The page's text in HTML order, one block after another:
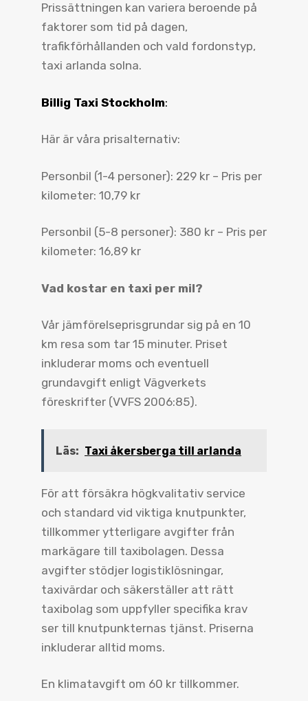
Prissättningen kan variera beroende på
faktorer som tid på dagen,
trafikförhållanden och vald fordonstyp,
taxi arlanda solna.
Billig Taxi Stockholm:
Här är våra prisalternativ:
Personbil (1-4 personer): 229 kr – Pris per
kilometer: 10,79 kr
Personbil (5-8 personer): 380 kr – Pris per
kilometer: 16,89 kr
Vad kostar en taxi per mil?
Vår jämförelseprisgrundar sig på en 10
km resa som tar 15 minuter. Priset
inkluderar moms och eventuell
grundavgift enligt Vägverkets
föreskrifter (VVFS 2006:85).
Läs: Taxi åkersberga till arlanda
För att försäkra högkvalitativ service
och standard vid viktiga knutpunkter,
tillkommer ytterligare avgifter från
markägare till taxibolagen. Dessa
avgifter stödjer logistiklösningar,
taxivärdar och säkerställer att rätt
taxibolag som uppfyller specifika krav
ser till knutpunkternas tjänst. Priserna
inkluderar alltid moms.
En klimatavgift om 60 kr tillkommer.